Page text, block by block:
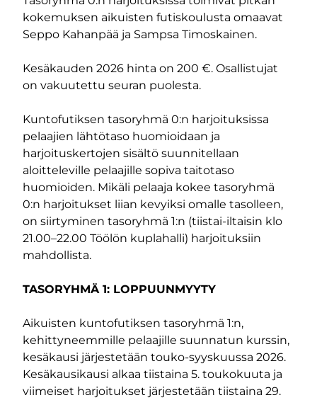
kokemuksen aikuisten futiskoulusta omaavat
Seppo Kahanpää ja Sampsa Timoskainen.
Kesäkauden 2026 hinta on 200 €. Osallistujat
on vakuutettu seuran puolesta.
Kuntofutiksen tasoryhmä 0:n harjoituksissa
pelaajien lähtötaso huomioidaan ja
harjoituskertojen sisältö suunnitellaan
aloitteleville pelaajille sopiva taitotaso
huomioiden. Mikäli pelaaja kokee tasoryhmä
0:n harjoitukset liian kevyiksi omalle tasolleen,
on siirtyminen tasoryhmä 1:n (tiistai-iltaisin klo
21.00–22.00 Töölön kuplahalli) harjoituksiin
mahdollista.
TASORYHMÄ 1: LOPPUUNMYYTY
Aikuisten kuntofutiksen tasoryhmä 1:n,
kehittyneemmille pelaajille suunnatun kurssin,
kesäkausi järjestetään touko-syyskuussa 2026.
Kesäkausikausi alkaa tiistaina 5. toukokuuta ja
viimeiset harjoitukset järjestetään tiistaina 29.